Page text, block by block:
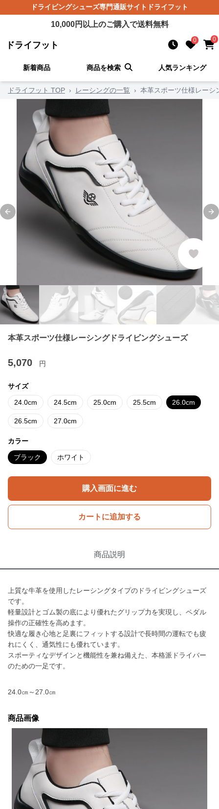
ドライビングシューズ専門通販サイト ドライフット
10,000円以上のご購入で送料無料
ドライフット 0 0
新着商品 商品を検索 人気ランキング
ドライフット TOP › レーシングの一覧 › 本革スポーツ仕様レーシ
Previous slide
本革スポーツ仕様レーシングドライビングシューズ
5,070 円
サイズ
24.0cm 24.5cm 25.0cm 25.5cm 26.0cm
26.5cm 27.0cm
カラー
ブラック ホワイト
購入画面に進む
カートに追加する
商品説明
上質な牛革を使用したレーシングタイプのドライビングシューズ
です。
軽量設計とゴム製の底により優れたグリップ力を実現し、ペダル
操作の正確性を高めます。
快適な履き心地と足裏にフィットする設計で長時間の運転でも疲
れにくく、通気性にも優れています。
スポーティなデザインと機能性を兼ね備えた、本格派ドライバー
のための一足です。
24.0㎝～27.0㎝
商品画像